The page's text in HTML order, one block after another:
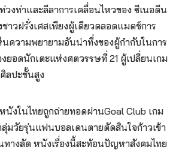
วงท่าและลีลาการเคลื่อนไหวของ ซีเนอดีน
าวฝรั่งเศสเพียงผู้เดียวตลอดแมตช์การ
นความพยายามอันน่าทึ่งของผู้กำกับในการ
อดนักเตะแห่งศตวรรษที่ 21 ผู้เปลี่ยนเกม
ลปะชั้นสูง
นังในไทยถูกถ่ายทอดผ่านGoal Club เกม
มวัยรุ่นแฟนบอลเดนตายตัดสินใจก้าวเข้า
ทางลัด หนังเรื่องนี้สะท้อนปัญหาสังคมไทย